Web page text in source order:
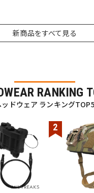
新商品をすべて見る
RANKING
ッドウェア ランキングTOP5